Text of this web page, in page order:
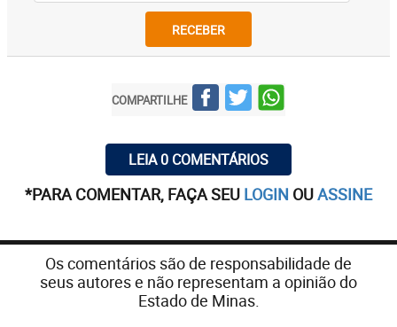
RECEBER
COMPARTILHE
LEIA 0 COMENTÁRIOS
*PARA COMENTAR, FAÇA SEU LOGIN OUASSINE
Os comentários são de responsabilidade de
seus autores e não representam a opinião do
Estado de Minas.